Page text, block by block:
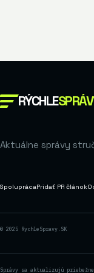
RÝCHLE
Aktuálne správy
SpoluprácaPridať PR článok
© 2025 RychleSpravy.SK
Správy sa aktualizujú